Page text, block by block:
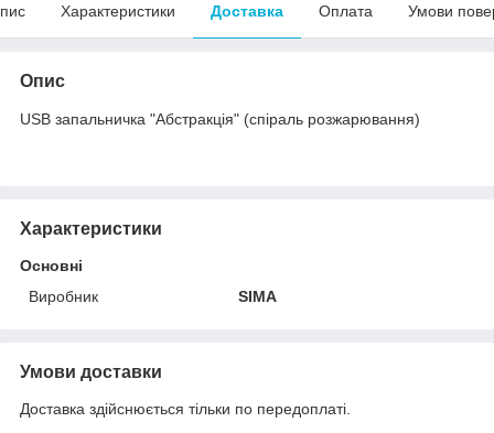
Характеристики Доставка Оплата Умови
Опис
USB запальничка "Абстракція" (спіраль розжарювання)
Характеристики
Основні
Виробник
SIMA
Умови доставки
Доставка здійснюється тільки по передоплаті.